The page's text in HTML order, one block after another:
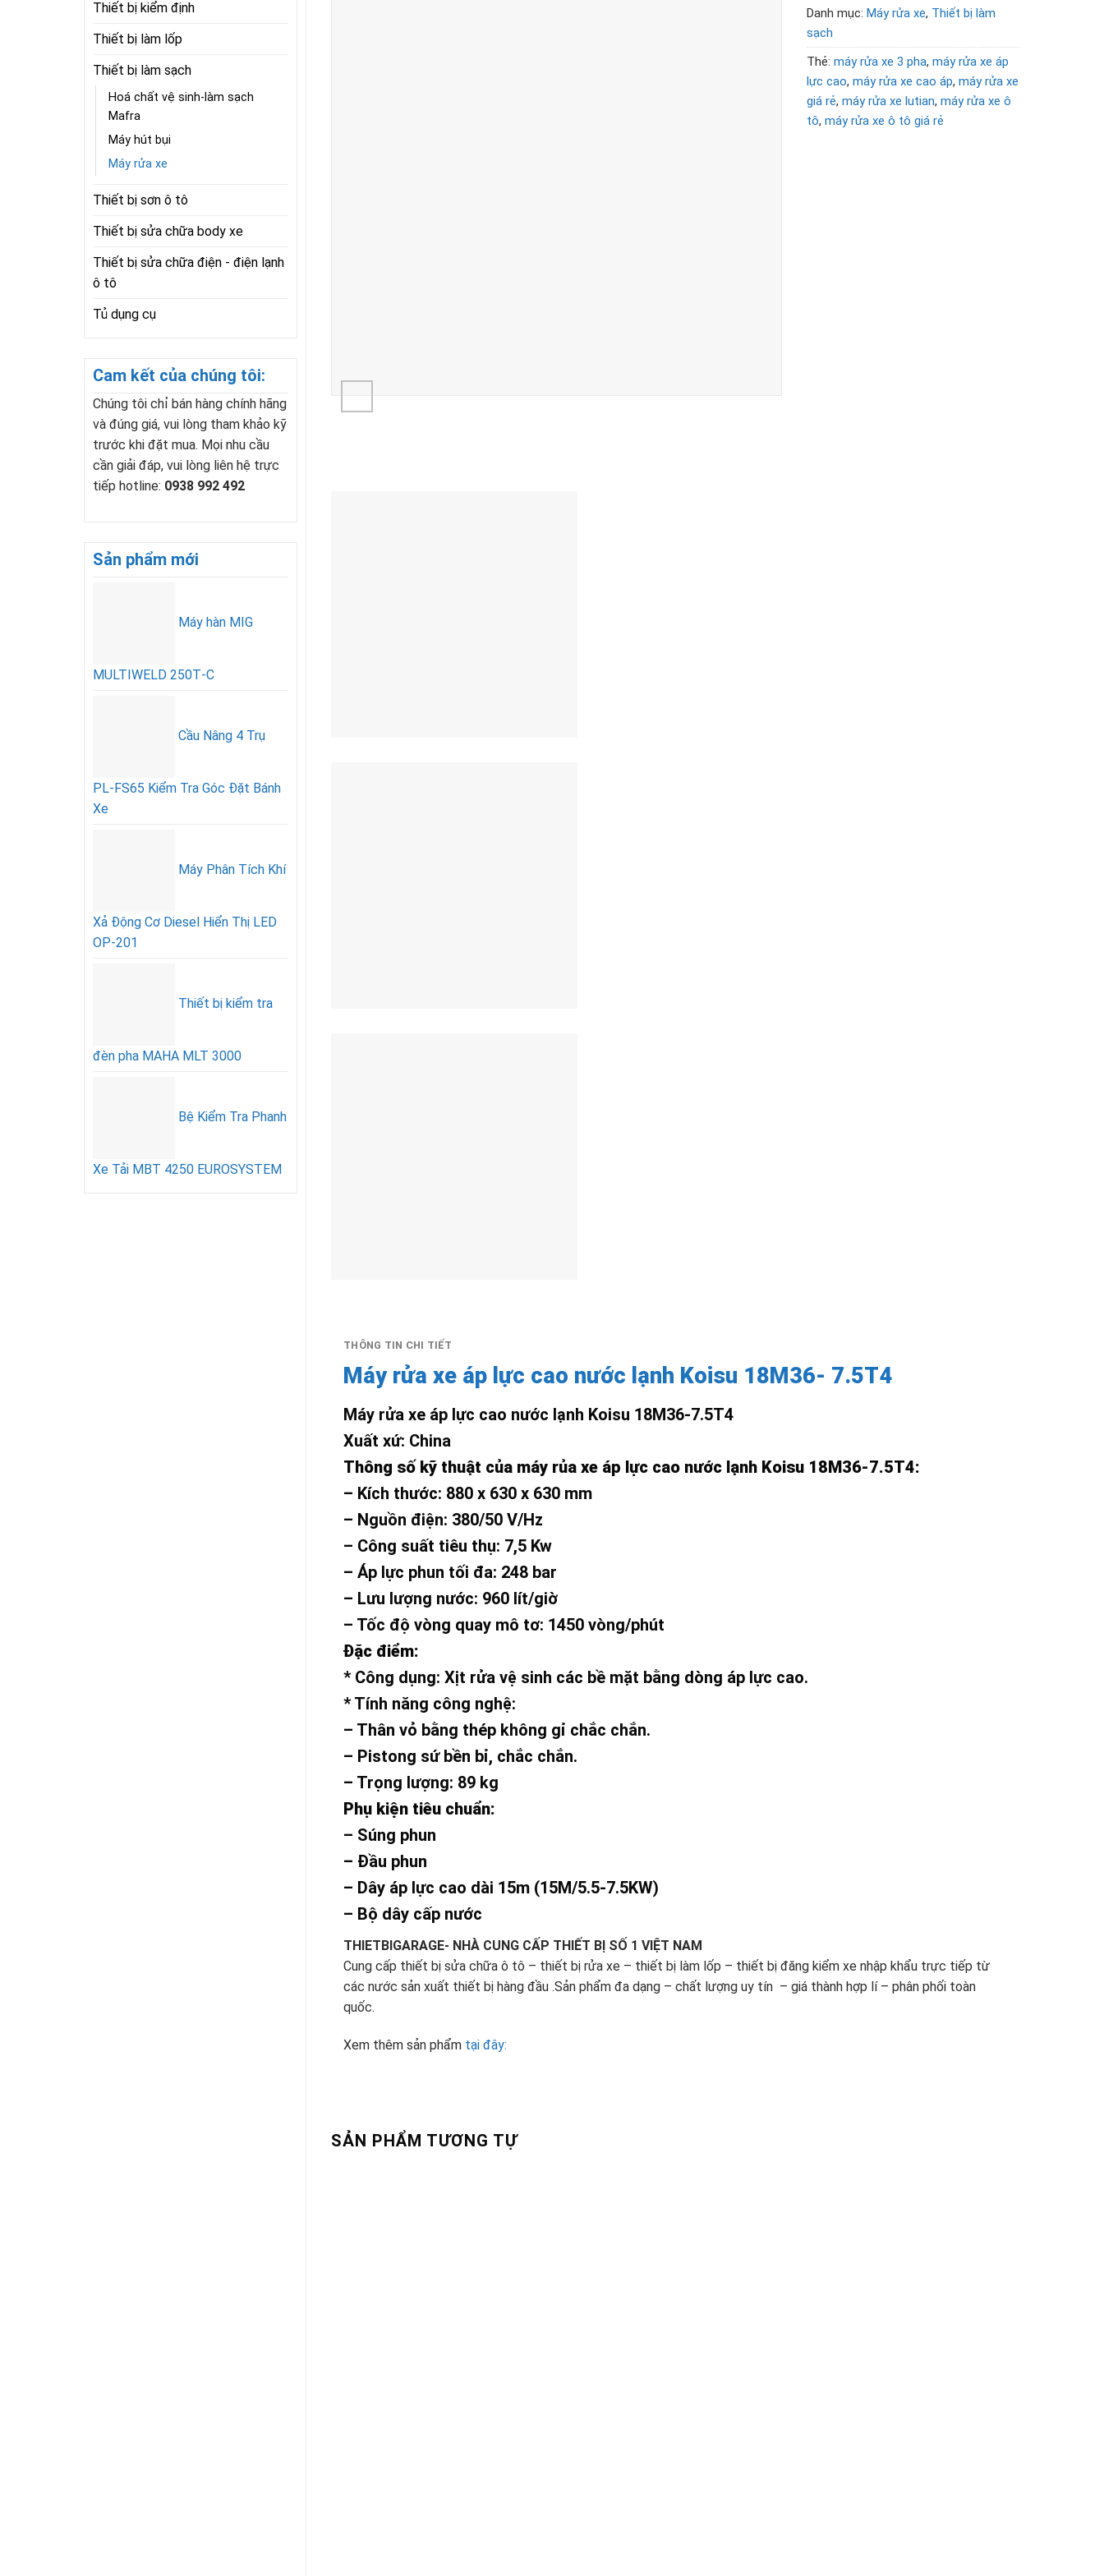
Thiết bị kiểm định
Thiết bị làm lốp
Thiết bị làm sạch
Hoá chất vệ sinh-làm sạch
Mafra
Máy hút bụi
Máy rửa xe
Thiết bị sơn ô tô
Thiết bị sửa chữa body xe
Thiết bị sửa chữa điện - điện lạnh
ô tô
Tủ dụng cụ
Cam kết của chúng tôi:
Chúng tôi chỉ bán hàng chính hãng
và đúng giá, vui lòng tham khảo kỹ
trước khi đặt mua. Mọi nhu cầu
cần giải đáp, vui lòng liên hệ trực
tiếp hotline: 0938 992 492
Sản phẩm mới
Máy hàn MIG
MULTIWELD 250T‑C
Cầu Nâng 4 Trụ
PL-FS65 Kiểm Tra Góc Đặt Bánh
Xe
Máy Phân Tích Khí
Xả Động Cơ Diesel Hiển Thị LED
OP-201
Thiết bị kiểm tra
đèn pha MAHA MLT 3000
Bệ Kiểm Tra Phanh
Xe Tải MBT 4250 EUROSYSTEM
Danh mục:Máy rửa xe, Thiết bị làm
sạch
Thẻ:máy rửa xe 3 pha,máy rửa xe áp
lực cao,máy rửa xe cao áp,máy rửa xe
giá rẻ,máy rửa xe lutian,máy rửa xe ô
tô,máy rửa xe ô tô giá rẻ
THÔNG TIN CHI TIẾT
Máy rửa xe áp lực cao nước lạnh Koisu 18M36- 7.5T4
Máy rửa xe áp lực cao nước lạnh Koisu 18M36-7.5T4
Xuất xứ: China
Thông số kỹ thuật của máy rủa xe áp lực cao nước lạnh Koisu 18M36-7.5T4:
– Kích thước: 880 x 630 x 630 mm
– Nguồn điện: 380/50 V/Hz
– Công suất tiêu thụ: 7,5 Kw
– Áp lực phun tối đa: 248 bar
– Lưu lượng nước: 960 lít/giờ
– Tốc độ vòng quay mô tơ: 1450 vòng/phút
Đặc điểm:
* Công dụng: Xịt rửa vệ sinh các bề mặt bằng dòng áp lực cao.
* Tính năng công nghệ:
– Thân vỏ bằng thép không gỉ chắc chắn.
– Pistong sứ bền bỉ, chắc chắn.
– Trọng lượng: 89 kg
Phụ kiện tiêu chuẩn:
– Súng phun
– Đầu phun
– Dây áp lực cao dài 15m (15M/5.5-7.5KW)
– Bộ dây cấp nước
THIETBIGARAGE- NHÀ CUNG CẤP THIẾT BỊ SỐ 1 VIỆT NAM
Cung cấp thiết bị sửa chữa ô tô – thiết bị rửa xe – thiết bị làm lốp – thiết bị đăng kiểm xe nhập khẩu trực tiếp từ
các nước sản xuất thiết bị hàng đầu .Sản phẩm đa dạng – chất lượng uy tín – giá thành hợp lí – phân phối toàn
quốc.
Xem thêm sản phẩm tại đây:
SẢN PHẨM TƯƠNG TỰ